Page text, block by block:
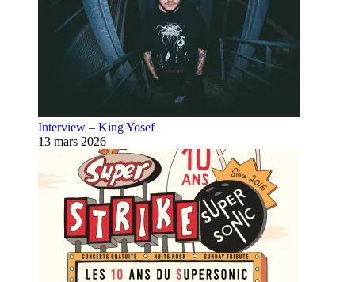
Interview – King Yosef
13 mars 2026